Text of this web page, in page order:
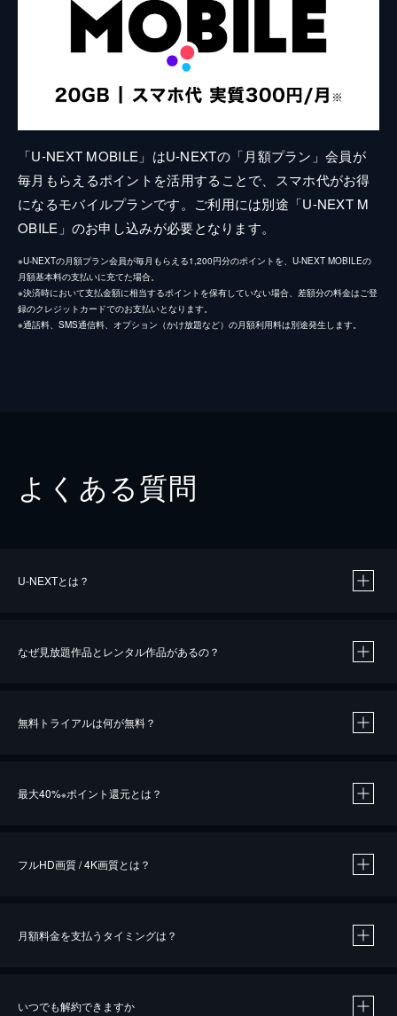
「U-NEXT MOBILE」はU-NEXTの「月額プラン」会員が
毎月もらえるポイントを活用することで、スマホ代がお得
になるモバイルプランです。ご利用には別途「U-NEXT M
OBILE」のお申し込みが必要となります。
※U-NEXTの月額プラン会員が毎月もらえる1,200円分のポイントを、U-NEXT MOBILEの
月額基本料の支払いに充てた場合。
※決済時において支払金額に相当するポイントを保有していない場合、差額分の料金はご登
録のクレジットカードでのお支払いとなります。
※通話料、SMS通信料、オプション（かけ放題など）の月額利用料は別途発生します。
よくある質問
U-NEXTとは？
なぜ見放題作品とレンタル作品があるの？
無料トライアルは何が無料？
最大40%※ポイント還元とは？
※40％ポイント還元の対象は、クレジットカード決済による作品の購入 / レンタルです。
iOSアプリのUコイン決済による作品の購入 / レンタルは、20％のポイント還元です。
フルHD画質 / 4K画質とは？
月額料金を支払うタイミングは？
いつでも解約できますか